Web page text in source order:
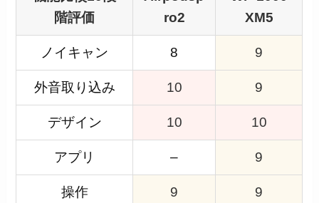
階評価
ro2
XM5
ノイキャン 8 9
外音取り込み 10 9
デザイン 10 10
アプリ – 9
操作 9 9